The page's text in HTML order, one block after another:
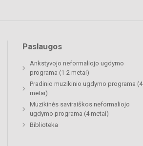
Paslaugos
Ankstyvojo neformaliojo ugdymo
programa (1-2 metai)
Pradinio muzikinio ugdymo programa (4
metai)
Muzikinės saviraiškos neformaliojo
ugdymo programa (4 metai)
Biblioteka